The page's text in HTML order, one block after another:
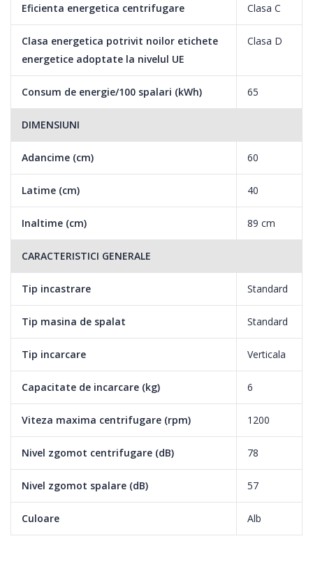
Eficienta energetica centrifugare Clasa C
Clasa energetica potrivit noilor etichete
energetice adoptate la nivelul UE
Clasa D
Consum de energie/100 spalari (kWh) 65
DIMENSIUNI
Adancime (cm) 60
Latime (cm) 40
Inaltime (cm) 89 cm
CARACTERISTICI GENERALE
Tip incastrare Standard
Tip masina de spalat Standard
Tip incarcare Verticala
Capacitate de incarcare (kg) 6
Viteza maxima centrifugare (rpm) 1200
Nivel zgomot centrifugare (dB) 78
Nivel zgomot spalare (dB) 57
Culoare Alb